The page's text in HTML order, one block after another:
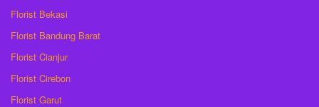
Florist Bekasi
Florist Bandung Barat
Florist Cianjur
Florist Cirebon
Florist Garut